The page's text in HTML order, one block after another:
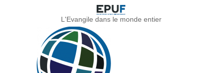
L'Evangile dans le monde entier